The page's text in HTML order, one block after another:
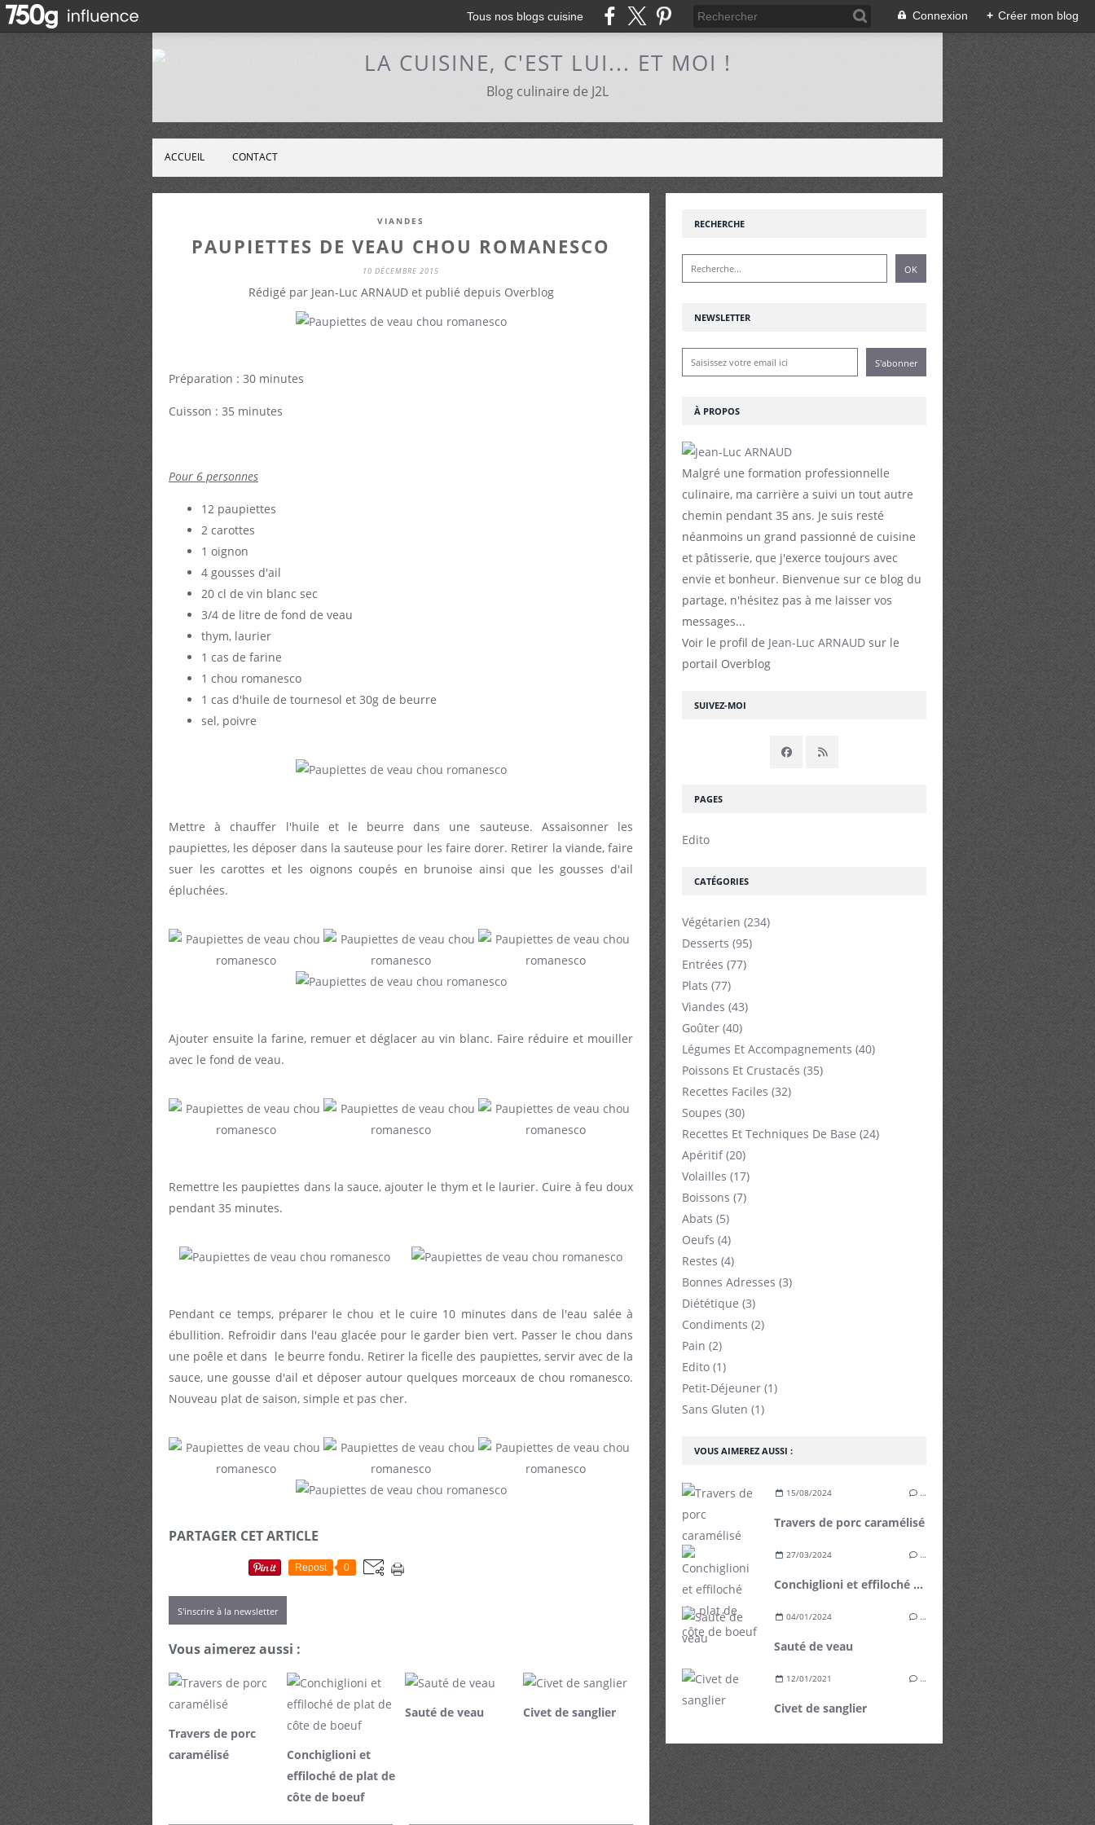
Tous nos blogs cuisine Connexion + Créer mon blog
LA CUISINE, C'EST LUI... ET MOI !
Blog culinaire de J2L
ACCUEIL CONTACT
VIANDES
PAUPIETTES DE VEAU CHOU ROMANESCO
10 DÉCEMBRE 2015
Rédigé par Jean-Luc ARNAUD et publié depuis Overblog
Préparation : 30 minutes
Cuisson : 35 minutes
Pour 6 personnes
12 paupiettes
2 carottes
1 oignon
4 gousses d'ail
20 cl de vin blanc sec
3/4 de litre de fond de veau
thym, laurier
1 cas de farine
1 chou romanesco
1 cas d'huile de tournesol et 30g de beurre
sel, poivre
Mettre à chauffer l'huile et le beurre dans une sauteuse. Assaisonner les
paupiettes, les déposer dans la sauteuse pour les faire dorer. Retirer la viande, faire
suer les carottes et les oignons coupés en brunoise ainsi que les gousses d'ail
épluchées.
Ajouter ensuite la farine, remuer et déglacer au vin blanc. Faire réduire et mouiller
avec le fond de veau.
Remettre les paupiettes dans la sauce, ajouter le thym et le laurier. Cuire à feu doux
pendant 35 minutes.
Pendant ce temps, préparer le chou et le cuire 10 minutes dans de l'eau salée à
ébullition. Refroidir dans l'eau glacée pour le garder bien vert. Passer le chou dans
une poêle et dans le beurre fondu. Retirer la ficelle des paupiettes, servir avec de la
sauce, une gousse d'ail et déposer autour quelques morceaux de chou romanesco.
Nouveau plat de saison, simple et pas cher.
PARTAGER CET ARTICLE
Repost 0
S'inscrire à la newsletter
Vous aimerez aussi :
Travers de porc
caramélisé
Conchiglioni et
effiloché de plat de
côte de boeuf
Sauté de veau Civet de sanglier
NEWSLETTER
SUIVEZ-MOI
RECHERCHE
À PROPOS
Malgré une formation professionnelle
culinaire, ma carrière a suivi un tout autre
chemin pendant 35 ans. Je suis resté
néanmoins un grand passionné de cuisine
et pâtisserie, que j'exerce toujours avec
envie et bonheur. Bienvenue sur ce blog du
partage, n'hésitez pas à me laisser vos
messages...
Voir le profil de Jean-Luc ARNAUD sur le
portail Overblog
VOUS AIMEREZ AUSSI :
15/08/2024 …
Travers de porc caramélisé
27/03/2024 …
Conchiglioni et effiloché de plat de côte de boeuf
04/01/2024 …
Sauté de veau
12/01/2021 …
Civet de sanglier
PAGES
Edito
CATÉGORIES
Végétarien (234)
Desserts (95)
Entrées (77)
Plats (77)
Viandes (43)
Goûter (40)
Légumes Et Accompagnements (40)
Poissons Et Crustacés (35)
Recettes Faciles (32)
Soupes (30)
Recettes Et Techniques De Base (24)
Apéritif(20)
Volailles (17)
Boissons (7)
Abats (5)
Oeufs (4)
Restes (4)
Bonnes Adresses (3)
Diététique (3)
Condiments (2)
Pain (2)
Edito (1)
Petit-Déjeuner (1)
Sans Gluten (1)